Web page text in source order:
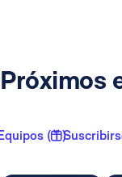
Próximos
( 1 )